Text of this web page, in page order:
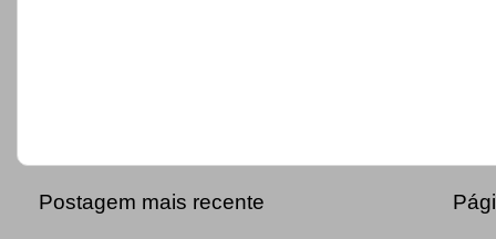
Postagem mais recente